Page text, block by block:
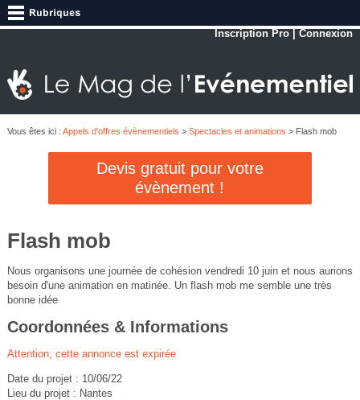
Inscription Pro |Connexion
Vous êtes ici : Appels d'offres évènementiels > Spectacles et animations > Flash mob
Devis gratuit pour votre
évènement !
Flash mob
Nous organisons une journée de cohésion vendredi 10 juin et nous aurions
besoin d'une animation en matinée. Un flash mob me semble une très
bonne idée
Coordonnées & Informations
Attention, cette annonce est expirée
Date du projet : 10/06/22
Lieu du projet : Nantes